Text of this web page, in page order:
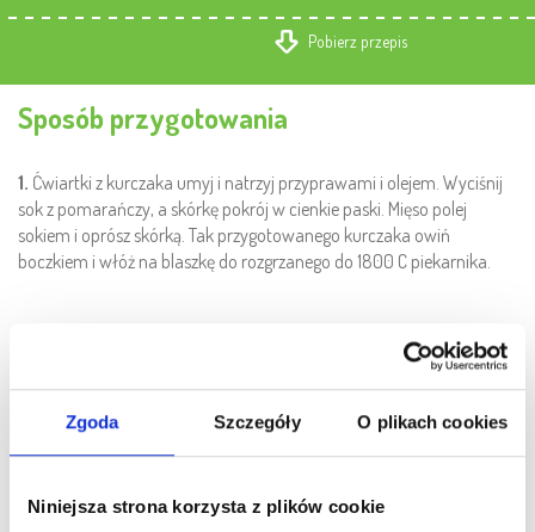
Zgoda Szczegóły O plikach cookies
Niniejsza strona korzysta z plików cookie
Pobierz przepis
Sposób przygotowania
1. Ćwiartki z kurczaka umyj i natrzyj przyprawami i olejem. Wyciśnij
sok z pomarańczy, a skórkę pokrój w cienkie paski. Mięso polej
sokiem i oprósz skórką. Tak przygotowanego kurczaka owiń
boczkiem i włóż na blaszkę do rozgrzanego do 1800 C piekarnika.
Po 15 minutach do piekącego się mięsa dodaj pokrojone w drobne
paski paprykę, cebulę i pieczarki. Piecz kolejne 25 minut w 170
stopniach.
3.Jarmuż gotuj przez 5 minut w osolonej wodzie. W międzyczasie